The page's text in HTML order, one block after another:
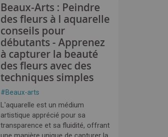
Beaux-Arts : Peindre
des fleurs à l aquarelle
conseils pour
débutants - Apprenez
à capturer la beauté
des fleurs avec des
techniques simples
#Beaux-arts
L'aquarelle est un médium
artistique apprécié pour sa
transparence et sa fluidité, offrant